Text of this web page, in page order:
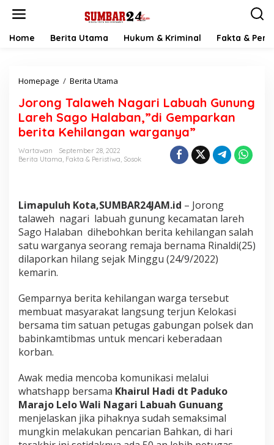
Home Berita Utama Hukum & Kriminal Fakta &
Homepage / Berita Utama
r
o
n
g
T
a
e
h
N
a
g
a
a
b
u
a
h
n
u
n
g
L
a
Jorong Talaweh Nagari Labuah Gunung
Lareh Sago Halaban,”di Gemparkan
berita Kehilangan warganya”
Wartawan
September 28, 2022
Berita Utama, Fakta & Peristiwa, Sosok
Limapuluh Kota,SUMBAR24JAM.id – Jorong
talaweh nagari labuah gunung kecamatan lareh
Sago Halaban dihebohkan berita kehilangan salah
satu warganya seorang remaja bernama Rinaldi(25)
dilaporkan hilang sejak Minggu (24/9/2022)
kemarin.
Gemparnya berita kehilangan warga tersebut
membuat masyarakat langsung terjun Kelokasi
bersama tim satuan petugas gabungan polsek dan
babinkamtibmas untuk mencari keberadaan
korban.
Awak media mencoba komunikasi melalui
whatshapp bersama Khairul Hadi dt Paduko
Marajo Lelo Wali Nagari Labuah Gunuang
menjelaskan jika pihaknya sudah semaksimal
mungkin melakukan pencarian Bahkan, di hari